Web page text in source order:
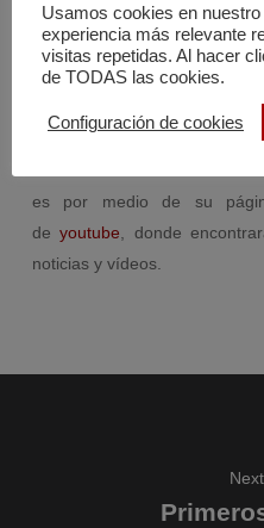
(campaña Objetivo Zero
Tienes más descargas en
es por medio de su
deyoutube , donde
noticias y vídeos.
Usamos cookies en
experiencia más relevante
visitas repetidas. Al hacer
de TODAS las cookies.
Configuración de cookies